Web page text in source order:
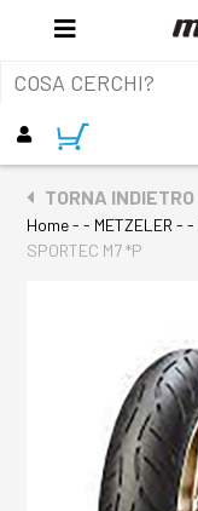
TORNA INDIETRO
Home- - METZELER - -
SPORTEC M7 *P